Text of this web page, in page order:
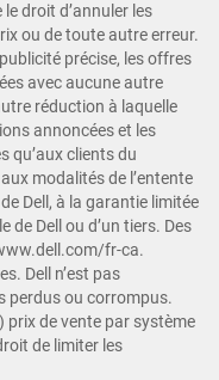
le droit d’annuler les
ou de toute autre erreur.
précise, les offres
avec aucune autre
réduction à laquelle
annoncées et les
qu’aux clients du
modalités de l’entente
Dell, à la garantie limitée
de Dell ou d’un tiers. Des
fr-ca.
Dell n’est pas
perdus ou corrompus.
prix de vente par système
de limiter les